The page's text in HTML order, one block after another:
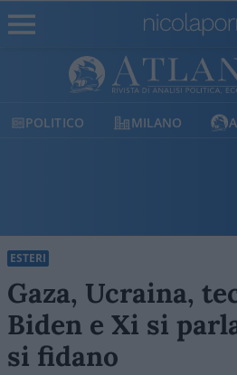
MILANO ATLANTICO
ESTERI
Gaza, Ucraina,
Biden e Xi si
si fidano